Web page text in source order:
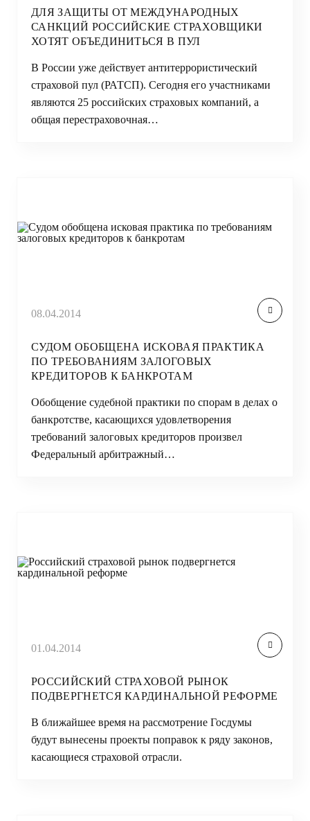
ДЛЯ ЗАЩИТЫ ОТ МЕЖДУНАРОДНЫХ
САНКЦИЙ РОССИЙСКИЕ СТРАХОВЩИКИ
ХОТЯТ ОБЪЕДИНИТЬСЯ В ПУЛ
В России уже действует антитеррористический
страховой пул (РАТСП). Сегодня его участниками
являются 25 российских страховых компаний, а
общая перестраховочная…
08.04.2014
СУДОМ ОБОБЩЕНА ИСКОВАЯ ПРАКТИКА
ПО ТРЕБОВАНИЯМ ЗАЛОГОВЫХ
КРЕДИТОРОВ К БАНКРОТАМ
Обобщение судебной практики по спорам в делах о
банкротстве, касающихся удовлетворения
требований залоговых кредиторов произвел
Федеральный арбитражный…
01.04.2014
РОССИЙСКИЙ СТРАХОВОЙ РЫНОК
ПОДВЕРГНЕТСЯ КАРДИНАЛЬНОЙ РЕФОРМЕ
В ближайшее время на рассмотрение Госдумы
будут вынесены проекты поправок к ряду законов,
касающиеся страховой отрасли.